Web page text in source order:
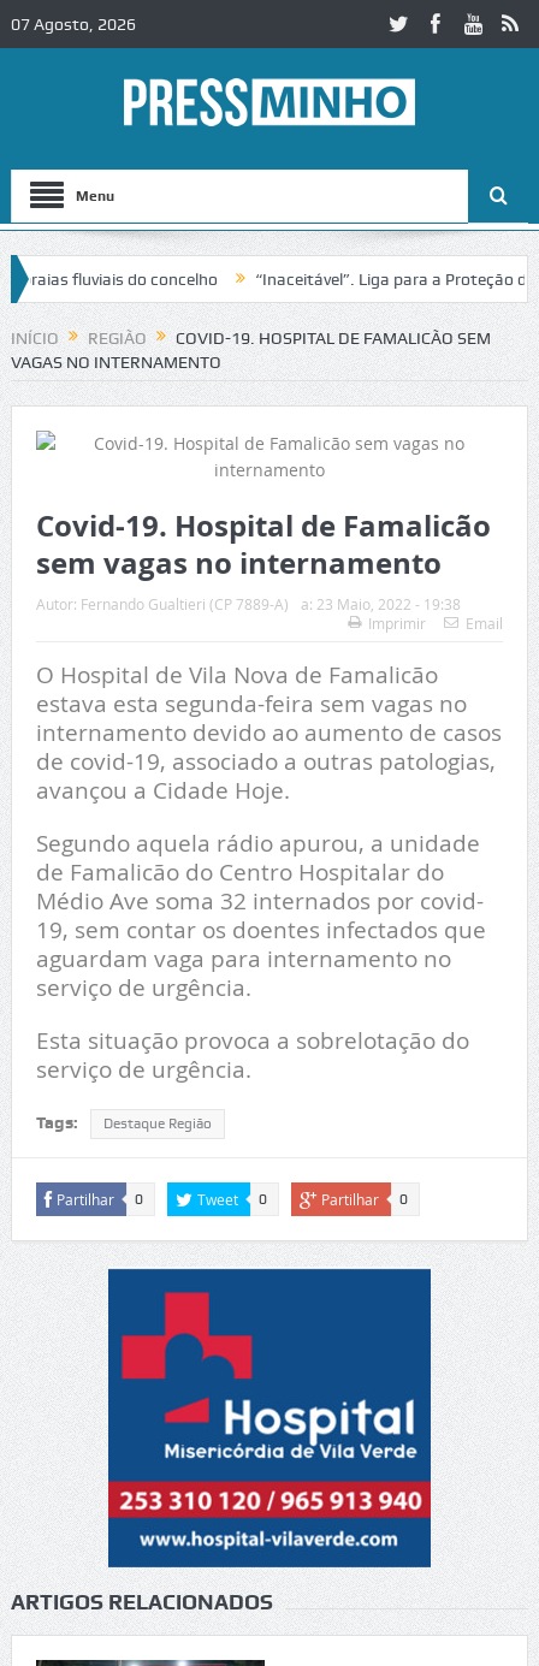
07 Agosto, 2026
Menu
fluviais do concelho “Inaceitável”. Liga para a Proteção da
INÍCIO REGIÃO
COVID-19. HOSPITAL DE FAMALICÃO SEM
VAGAS NO INTERNAMENTO
Covid-19. Hospital de Famalicão
sem vagas no internamento
Autor: Fernando Gualtieri (CP 7889-A) a: 23 Maio, 2022 - 19:38
Imprimir
Email
O Hospital de Vila Nova de Famalicão
estava esta segunda-feira sem vagas no
internamento devido ao aumento de casos
de covid-19, associado a outras patologias,
avançou a Cidade Hoje.
Segundo aquela rádio apurou, a unidade
de Famalicão do Centro Hospitalar do
Médio Ave soma 32 internados por covid-
19, sem contar os doentes infectados que
aguardam vaga para internamento no
serviço de urgência.
Esta situação provoca a sobrelotação do
serviço de urgência.
Tags: Destaque Região
Partilhar 0 Tweet 0 Partilhar 0
ARTIGOS RELACIONADOS